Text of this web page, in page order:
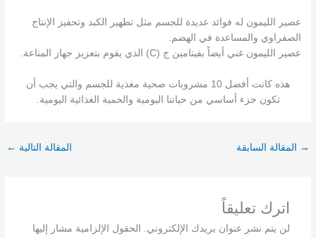
عصير الليمون له فوائد عديدة للجسم مثل تطهير الكبد وتحفيز الإنتاج
الصفراوي والمساعدة في الهضم.
عصير الليمون غني أيضاً بفيتامين ج (C) الذي يقوم بتعزيز جهاز المناعة.
هذه كانت أفضل 10 مشروبات صحية مغذية للجسم والتي يجب أن
تكون جزء أساسي من حياتنا اليومية والحمية الغذائية اليومية.
→ المقالة السابقة المقالة التالية ←
اترك تعليقاً
لن يتم نشر عنوان بريدك الإلكتروني.
الحقول الإلزامية مشار إليها